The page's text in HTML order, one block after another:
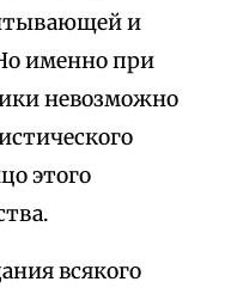
и
именно при
невозможно
этого
всякого